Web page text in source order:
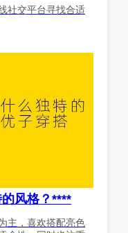
社交平台寻找合适
风格？****
主，喜欢搭配亮色